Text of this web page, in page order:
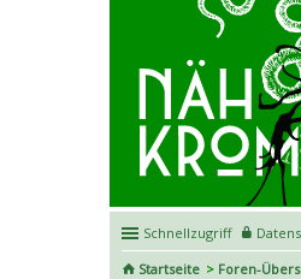
Schnellzugriff
Startseite
Foren-